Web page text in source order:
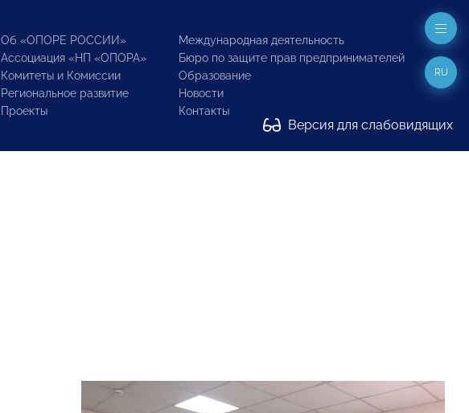
Об «ОПОРЕ РОССИИ»
Ассоциация «НП «ОПОРА»
Комитеты и Комиссии
Региональное развитие
Проекты
Международная деятельность
Бюро по защите прав предпринимателей
Образование
Новости
Контакты
Версия для слабовидящих
RU